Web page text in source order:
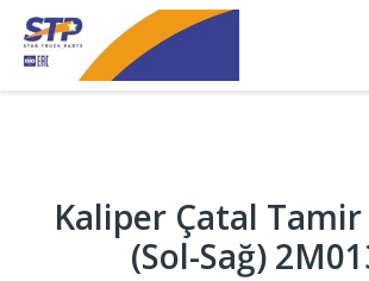
Kaliper Çatal Tamir
(Sol-Sağ)